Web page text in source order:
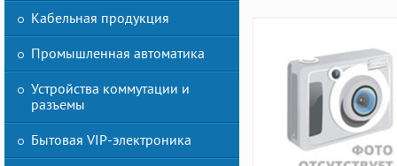
Кабельная продукция
Промышленная автоматика
Устройства коммутации и
разъемы
Бытовая VIP-электроника